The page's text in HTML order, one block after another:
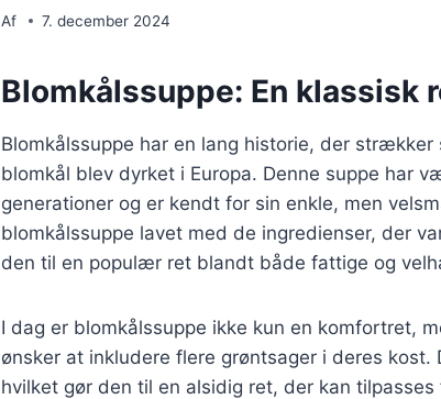
Af 7. december 2024
Blomkålssuppe: En klassisk
Blomkålssuppe har en lang historie, der
blomkål blev dyrket i Europa. Denne suppe har
generationer og er kendt for sin enkle, men
blomkålssuppe lavet med de ingredienser, der
den til en populær ret blandt både fattige og
I dag er blomkålssuppe ikke kun en komfortret,
ønsker at inkludere flere grøntsager i deres kost.
hvilket gør den til en alsidig ret, der kan